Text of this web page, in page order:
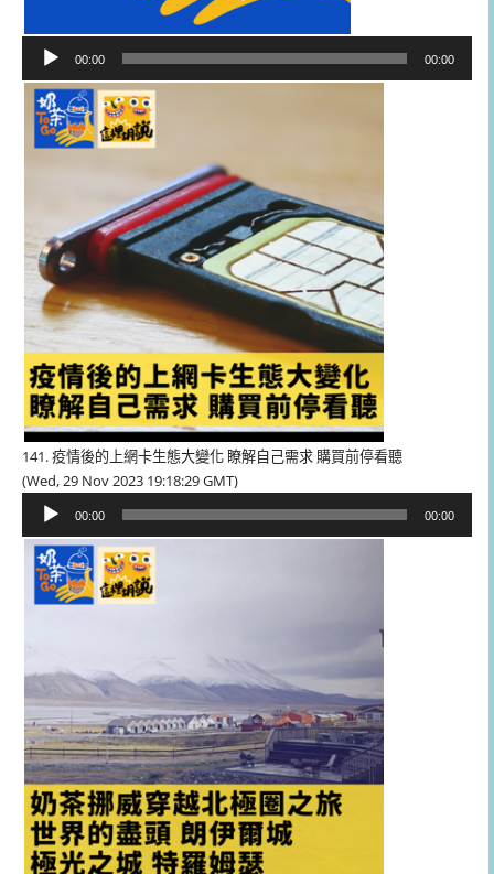
播
器
00:00 00:00
141. 疫情後的上網卡生態大變化 瞭解自己需求 購買前停看聽
(Wed, 29 Nov 2023 19:18:29 GMT)
播
器
00:00 00:00